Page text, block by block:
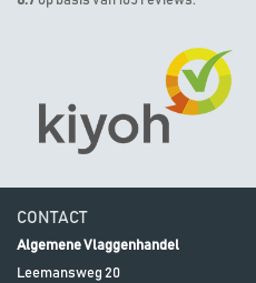
CONTACT
Algemene Vlaggenhandel
Leemansweg 20